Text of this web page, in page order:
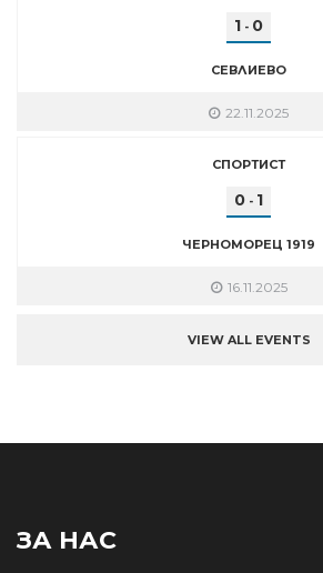
1 - 0
СЕВЛИЕВО
22.11.2025
СПОРТИСТ
0 - 1
ЧЕРНОМОРЕЦ 1919
16.11.2025
VIEW ALL EVENTS
ЗА НАС